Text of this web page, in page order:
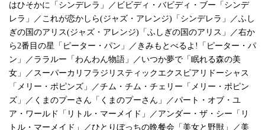
はひそかに「シンデレラ」／ビビディ・バビディ・ブー「シンデ
レラ」／これが恋かしら(ジャズ・アレンジ)「シンデレラ」／ふし
ぎの国のアリス(ジャズ・アレンジ)「ふしぎの国のアリス」／右か
ら2番目の星「ピーター・パン」／きみもとべるよ!「ピーター・パ
ン」／ララルー「わんわん物語」／いつか夢で「眠れる森の美
女」／スーパーカリフラジリスティックエクスピアリドーシャス
「メリー・ポピンズ」／チム・チム・チェリー「メリー・ポピン
ズ」／くまのプーさん「くまのプーさん」／パート・オブ・ユ
ア・ワールド「リトル・マーメイド」／アンダー・ザ・シー「リ
トル・マーメイド」／ひとりぼっちの晩餐会「美女と野獣」／美